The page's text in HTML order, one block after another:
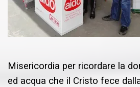
Misericordia per ricordare la
ed acqua che il Cristo fece